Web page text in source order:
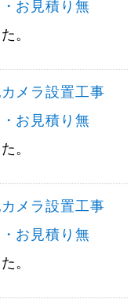
お見積り無
。
メラ設置工事
お見積り無
。
メラ設置工事
お見積り無
。